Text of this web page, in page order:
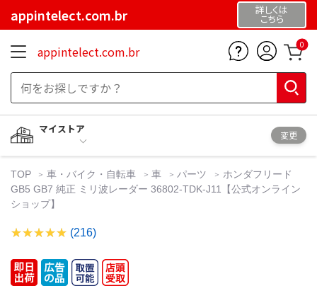
appintelect.com.br 詳しくは
こちら
appintelect.com.br 0
マイストア
変更
TOP 車・バイク・自転車 車 パーツ
ホンダフリード
GB5 GB7 純正 ミリ波レーダー 36802-TDK-J11【公式オンライン
ショップ】
(216)